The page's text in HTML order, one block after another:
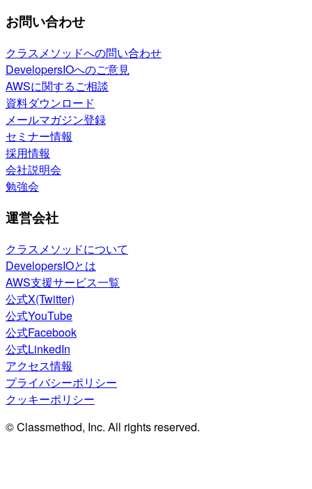
お問い合わせ
クラスメソッドへの問い合わせ
DevelopersIOへのご意見
AWSに関するご相談
資料ダウンロード
メールマガジン登録
セミナー情報
採用情報
会社説明会
勉強会
運営会社
クラスメソッドについて
DevelopersIOとは
AWS支援サービス一覧
公式X(Twitter)
公式YouTube
公式Facebook
公式LinkedIn
アクセス情報
プライバシーポリシー
クッキーポリシー
© Classmethod, Inc. All rights reserved.